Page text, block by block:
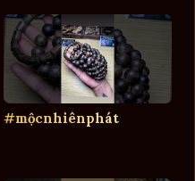
#mộcnhiênphát